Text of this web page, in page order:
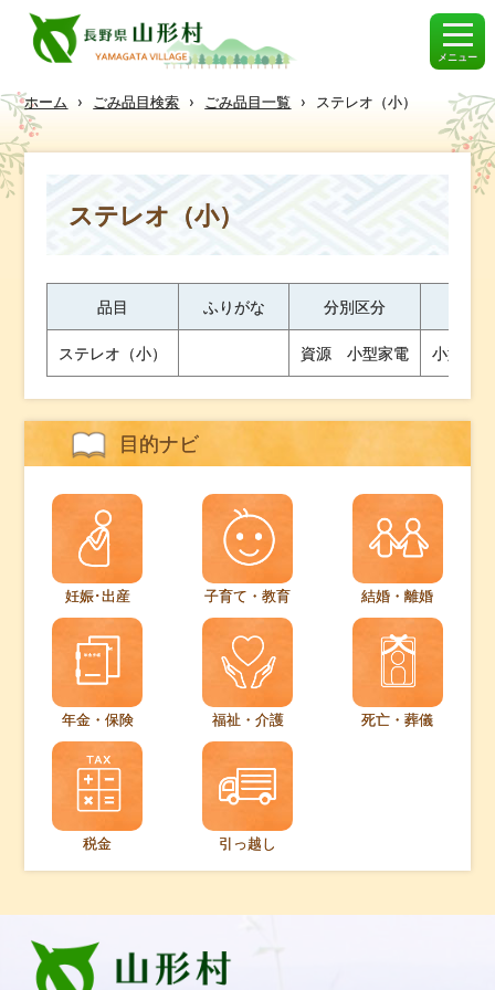
メニュー
ホーム › ごみ品目検索 › ごみ品目一覧 › ステレオ（小）
ステレオ（小）
品目 ふりがな 分別区分
ステレオ（小） 資源 小型家電 小型の
目的ナビ
妊娠･出産 子育て・教育 結婚・離婚
年金・保険 福祉・介護 死亡・葬儀
税金 引っ越し